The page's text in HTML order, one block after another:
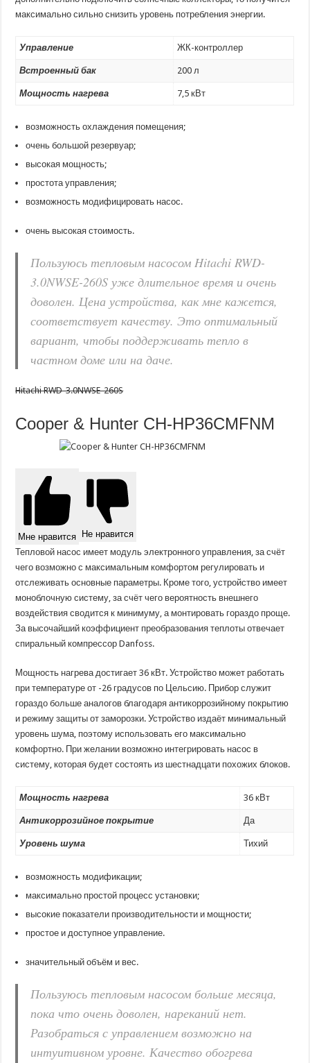
максимально сильно снизить уровень потребления энергии.
Управление ЖК-контроллер
Встроенный бак 200 л
Мощность нагрева 7,5 кВт
возможность охлаждения помещения;
очень большой резервуар;
высокая мощность;
простота управления;
возможность модифицировать насос.
очень высокая стоимость.
Пользуюсь тепловым насосом Hitachi RWD-
3.0NWSE-260S уже длительное время и очень
доволен. Цена устройства, как мне кажется,
соответствует качеству. Это оптимальный
вариант, чтобы поддерживать тепло в
частном доме или на даче.
Hitachi RWD-3.0NWSE-260S
Cooper & Hunter CH-HP36CMFNM
Мне нравится Не нравится
Тепловой насос имеет модуль электронного управления, за счёт
чего возможно с максимальным комфортом регулировать и
отслеживать основные параметры. Кроме того, устройство имеет
моноблочную систему, за счёт чего вероятность внешнего
воздействия сводится к минимуму, а монтировать гораздо проще.
За высочайший коэффициент преобразования теплоты отвечает
спиральный компрессор Danfoss.
Мощность нагрева достигает 36 кВт. Устройство может работать
при температуре от -26 градусов по Цельсию. Прибор служит
гораздо больше аналогов благодаря антикоррозийному покрытию
и режиму защиты от заморозки. Устройство издаёт минимальный
уровень шума, поэтому использовать его максимально
комфортно. При желании возможно интегрировать насос в
систему, которая будет состоять из шестнадцати похожих блоков.
Мощность нагрева 36 кВт
Антикоррозийное покрытие Да
Уровень шума Тихий
возможность модификации;
максимально простой процесс установки;
высокие показатели производительности и мощности;
простое и доступное управление.
значительный объём и вес.
Пользуюсь тепловым насосом больше месяца,
пока что очень доволен, нареканий нет.
Разобраться с управлением возможно на
интуитивном уровне. Качество обогрева